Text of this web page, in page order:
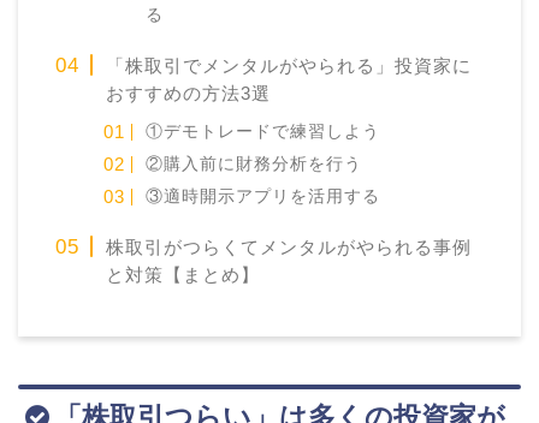
る
「株取引でメンタルがやられる」投資家に
おすすめの方法3選
①デモトレードで練習しよう
②購入前に財務分析を行う
③適時開示アプリを活用する
株取引がつらくてメンタルがやられる事例
と対策【まとめ】